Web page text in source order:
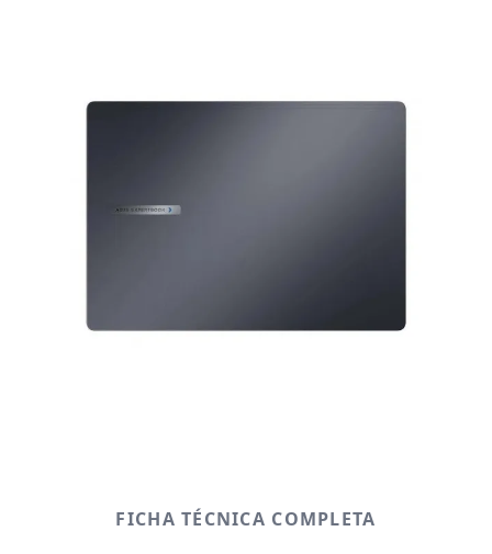
FICHA TÉCNICA COMPLETA